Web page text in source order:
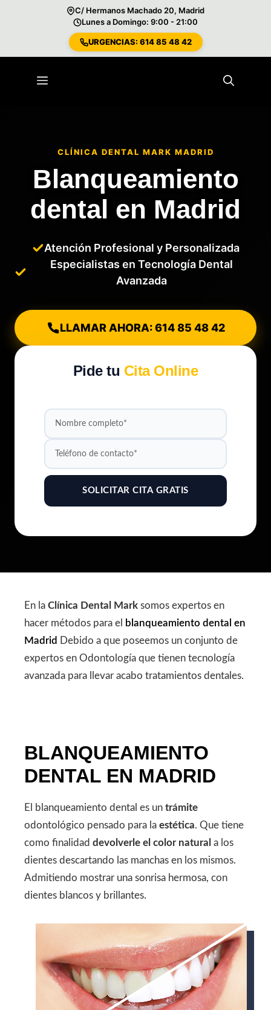
C/ Hermanos Machado 20, Madrid
Lunes a Domingo: 9:00 - 21:00
URGENCIAS: 614 85 48 42
Menú
CLÍNICA DENTAL MARK MADRID
Blanqueamiento
dental en Madrid
Atención Profesional y Personalizada
Especialistas en Tecnología Dental
Avanzada
LLAMAR AHORA: 614 85 48 42
Pide tu Cita Online
En la Clínica Dental Mark somos expertos en
hacer métodos para el
blanqueamiento dental en
Madrid Debido a que poseemos un conjunto de
expertos en Odontología que tienen tecnología
avanzada para llevar acabo tratamientos dentales.
BLANQUEAMIENTO
DENTAL EN MADRID
El blanqueamiento dental es un trámite
odontológico pensado para la estética. Que tiene
como finalidad devolverle el color natural a los
dientes descartando las manchas en los mismos.
Admitiendo mostrar una sonrisa hermosa, con
dientes blancos y brillantes.